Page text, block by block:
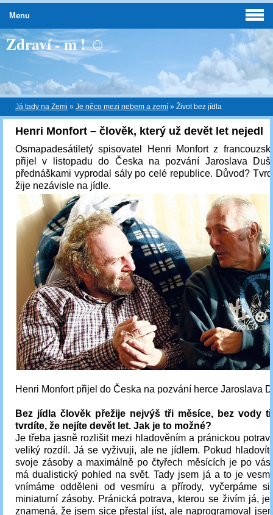
Zdraví - m ! ☺
Já tady na Zemi » Je něco mezi nebem a zemí » Život bez jídla
Henri Monfort – člověk, který už devět let nejedl
Osmapadesátiletý spisovatel Henri Monfort z
přijel v listopadu do Česka na pozvání Jaroslava
přednáškami vyprodal sály po celé republice. Důvod?
žije nezávisle na jídle.
Henri Monfort přijel do Česka na pozvání herce Jaroslava
Bez jídla člověk přežije nejvýš tři měsíce, bez vody
tvrdíte, že nejíte devět let. Jak je to možné?
Je třeba jasně rozlišit mezi hladověním a pránickou
veliký rozdíl. Já se vyživuji, ale ne jídlem. Pokud
svoje zásoby a maximálně po čtyřech měsících je po
má dualistický pohled na svět. Tady jsem já a to je
vnímáme odděleni od vesmíru a přírody, vyčerpáme
miniaturní zásoby. Pránická potrava, kterou se živím já, je
znamená, že jsem sice přestal jíst, ale naprogramoval
Menu